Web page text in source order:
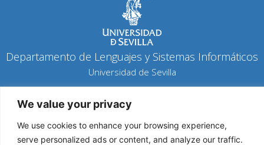
We value your privacy
We use cookies to enhance your browsing experience,
serve personalized ads or content, and analyze our traffic.
Departamento de Lenguajes y Sistemas Informáticos
Universidad de Sevilla
Política de cookies Aviso legal